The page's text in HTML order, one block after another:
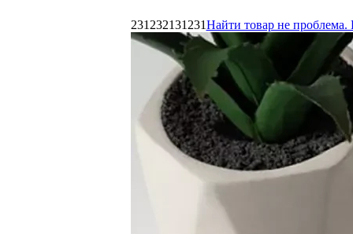
231232131231Найти товар не проблема.